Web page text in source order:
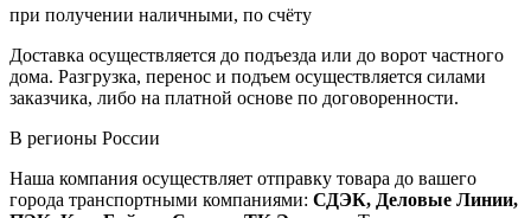
при получении наличными, по счёту
Доставка осуществляется до подъезда или до ворот частного
дома. Разгрузка, перенос и подъем осуществляется силами
заказчика, либо на платной основе по договоренности.
В регионы России
Наша компания осуществляет отправку товара до вашего
города транспортными компаниями: СДЭК, Деловые Линии,